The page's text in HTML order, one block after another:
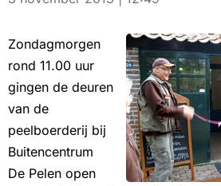
Zondagmorgen
rond 11.00 uur
gingen de deuren
van de
peelboerderij bij
Buitencentrum
De Pelen open